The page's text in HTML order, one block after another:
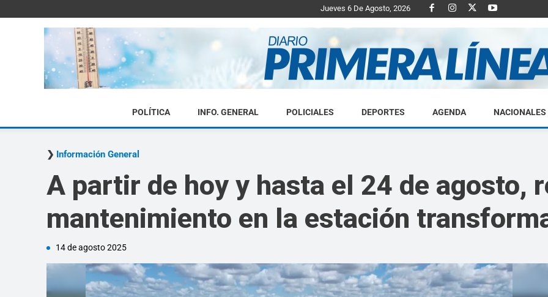
Jueves 6 De Agosto, 2026
Diario
Primera
Linea
POLÍTICA INFO. GENERAL POLICIALES DEPORTES AGENDA NACIONALES
Información General
A partir de hoy y hasta el 24 de agosto,
mantenimiento en la estación
14 de agosto 2025